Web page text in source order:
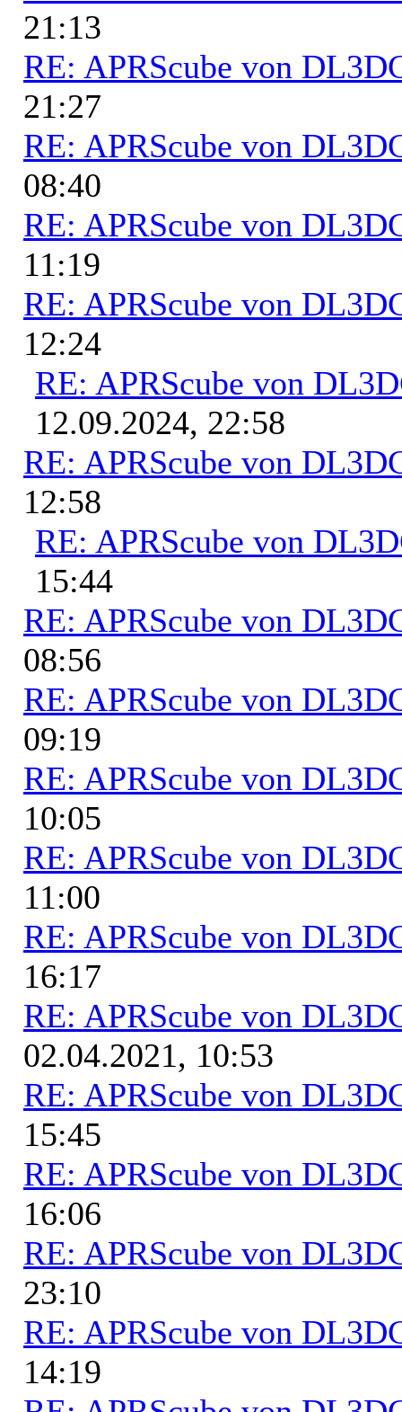
21:13
RE: APRScube von
21:27
RE: APRScube von
08:40
RE: APRScube von
11:19
RE: APRScube von
12:24
RE: APRScube von
12.09.2024, 22:58
RE: APRScube von
12:58
RE: APRScube von
15:44
RE: APRScube von
08:56
RE: APRScube von
09:19
RE: APRScube von
10:05
RE: APRScube von
11:00
RE: APRScube von
16:17
RE: APRScube von
02.04.2021, 10:53
RE: APRScube von
15:45
RE: APRScube von
16:06
RE: APRScube von
23:10
RE: APRScube von
14:19